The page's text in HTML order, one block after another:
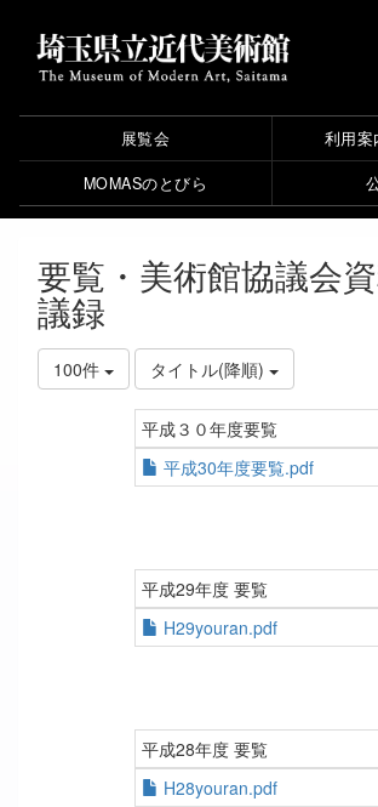
展覧会 利用案
MOMASのとびら
要覧・美術館協議会
議録
100件 タイトル(降順)
平成３０年度要覧
平成30年度要覧.pdf
平成29年度 要覧
H29youran.pdf
平成28年度 要覧
H28youran.pdf